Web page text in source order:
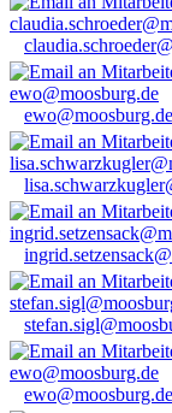
ewo@moosburg.de
ewo@moosburg.de